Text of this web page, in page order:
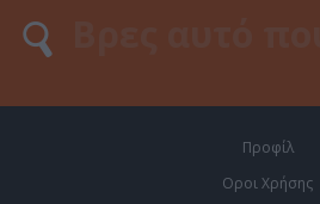
Προφίλ
Οροι Χρήσης